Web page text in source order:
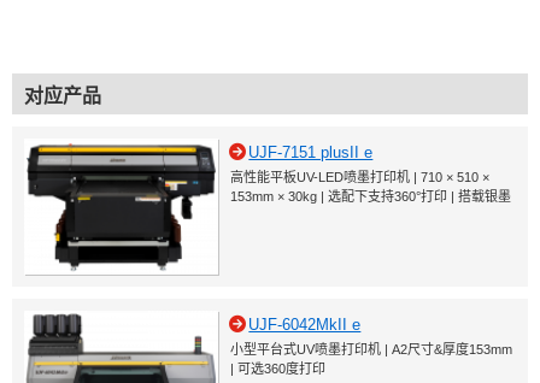
对应产品
UJF-7151 plusII e
高性能平板UV-LED喷墨打印机 | 710 × 510 ×
153mm × 30kg | 选配下支持360°打印 | 搭载银墨
UJF-6042MkII e
小型平台式UV喷墨打印机 | A2尺寸&厚度153mm
| 可选360度打印